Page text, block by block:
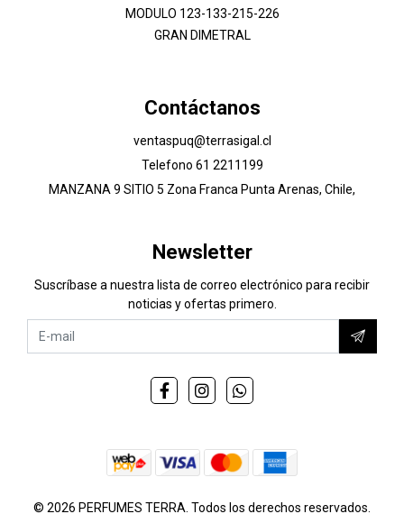
MODULO 123-133-215-226
GRAN DIMETRAL
Contáctanos
ventaspuq@terrasigal.cl
Telefono 61 2211199
MANZANA 9 SITIO 5 Zona Franca Punta Arenas, Chile,
Newsletter
Suscríbase a nuestra lista de correo electrónico para recibir
noticias y ofertas primero.
© 2026 PERFUMES TERRA. Todos los derechos reservados.